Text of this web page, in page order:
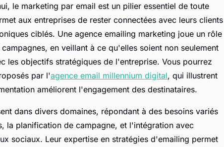
le marketing par email est un pilier essentiel de toute
aux entreprises de rester connectées avec leurs clients
ciblés. Une agence emailing marketing joue un rôle
en veillant à ce qu'elles soient non seulement
les objectifs stratégiques de l'entreprise. Vous pourrez
par l'agence email millennium digital, qui illustrent
améliorent l'engagement des destinataires.
dans divers domaines, répondant à des besoins variés
la planification de campagne, et l'intégration avec
sociaux. Leur expertise en stratégies d'emailing permet